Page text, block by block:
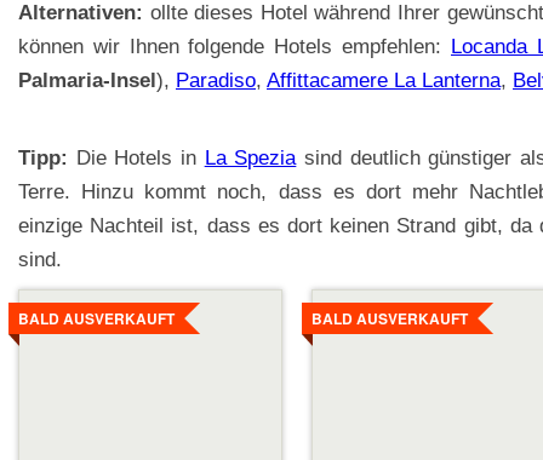
Alternativen: ollte dieses Hotel während Ihrer
können wir Ihnen folgende Hotels empfehlen: Locanda
Palmaria-Insel), Paradiso, Affittacamere La Lanterna,
Tipp: Die Hotels in La Speziasind deutlich günstiger
Terre. Hinzu kommt noch, dass es dort mehr
einzige Nachteil ist, dass es dort keinen Strand gibt, da
sind.
BALD AUSVERKAUFT
Details
ansehen BALD AUSVERKAUFT
Details
ansehen